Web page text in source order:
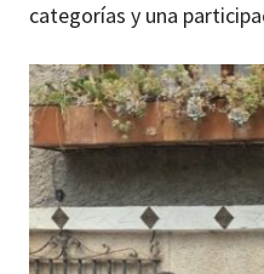
categorías y una